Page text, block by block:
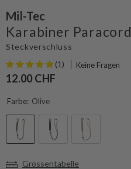
Mil-Tec
Karabiner Paracord
Steckverschluss
(1) Keine Fragen
12.00 CHF
Farbe: Olive
Grössentabelle